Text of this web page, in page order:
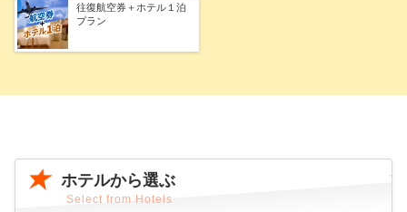
往復航空券＋ホテル１泊
プラン
ホテルから選ぶ
Select from Hotels